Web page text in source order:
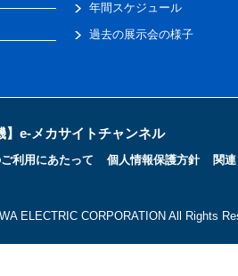
年間スケジュール
過去の展示会の様子
】e-メカサイトチャンネル
利用にあたって 個人情報保護方針 関
ELECTRIC CORPORATION All Rights